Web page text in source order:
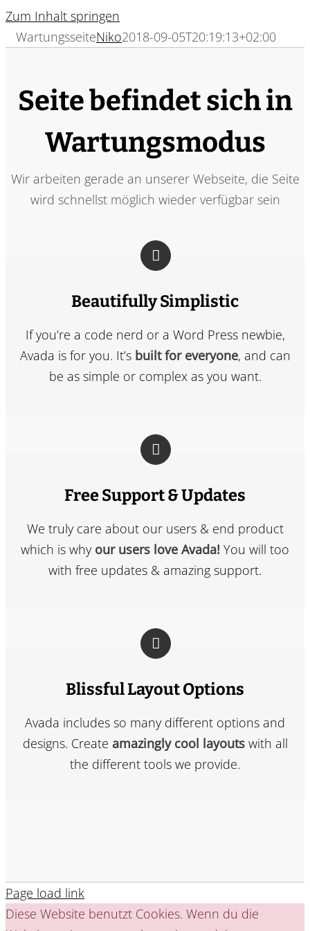
Zum Inhalt springen
WartungsseiteNiko2018-09-05T20:19:13+02:00
Seite befindet sich in
Wartungsmodus
Wir arbeiten gerade an unserer Webseite, die Seite
wird schnellst möglich wieder verfügbar sein
Beautifully Simplistic
If you’re a code nerd or a Word Press newbie,
Avada is for you. It’s built for everyone, and can
be as simple or complex as you want.
Free Support & Updates
We truly care about our users & end product
which is whyour users love Avada! You will too
with free updates & amazing support.
Blissful Layout Options
Avada includes so many different options and
designs. Create amazingly cool layoutswith all
the different tools we provide.
Page load link
Diese Website benutzt Cookies. Wenn du die